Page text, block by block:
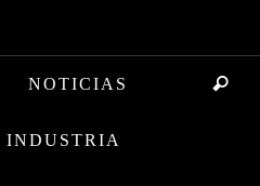
NOTICIAS
INDUSTRIA